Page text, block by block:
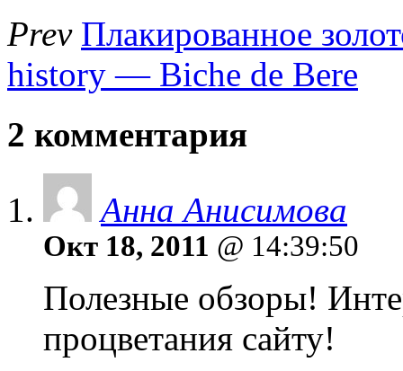
Prev Плакированное
history — Biche de Bere
2 комментария
Анна Анисимова
Окт 18, 2011 @ 14:39:50
Полезные обзоры!
процветания сайту!